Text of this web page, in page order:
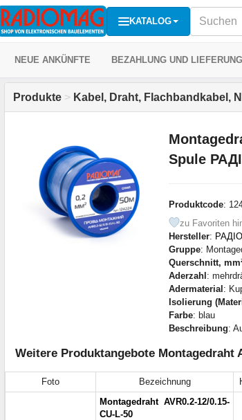
KATALOG
NEUE ANKÜNFTE BEZAHLUNG UND LIEFERUNG
Produkte > Kabel, Draht, Flachbandkabel,
Spule
Produktcode:
zu Favoriten
Hersteller:
Gruppe:
Querschnitt,
Aderzahl :
Adermaterial :
Isolierung
Farbe: blau
Beschreibung:
Weitere Produktangebote Montagedraht
Foto Bezeichnung
Montagedraht AVR0.2-12/0.15-
CU-L-50